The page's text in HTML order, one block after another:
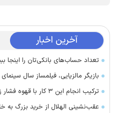
آخرین اخبار
تعداد حساب‌های بانکی‌تان را اینجا
بازیگر مالزیایی، فیلمساز سال
ترکیب انجام این ۳ کار با قهوه فشار زیادی به قلب وارد می‌کند
عقب‌نشینی الهلال از خرید بزرگ به